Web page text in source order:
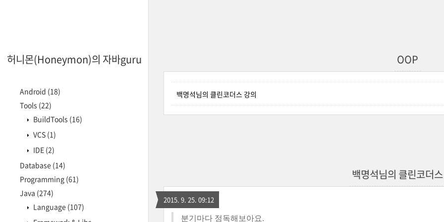
허니몬(Honeymon)의 자바guru
Android (18)
Tools (22)
BuildTools (16)
VCS (1)
IDE (2)
Database (14)
Programming (61)
Java (274)
Language (107)
OOP
백명석님의 클린코더스 강의
백명석님의 클린코더
2015. 9. 25. 09:12
분기마다 정독해보아요.